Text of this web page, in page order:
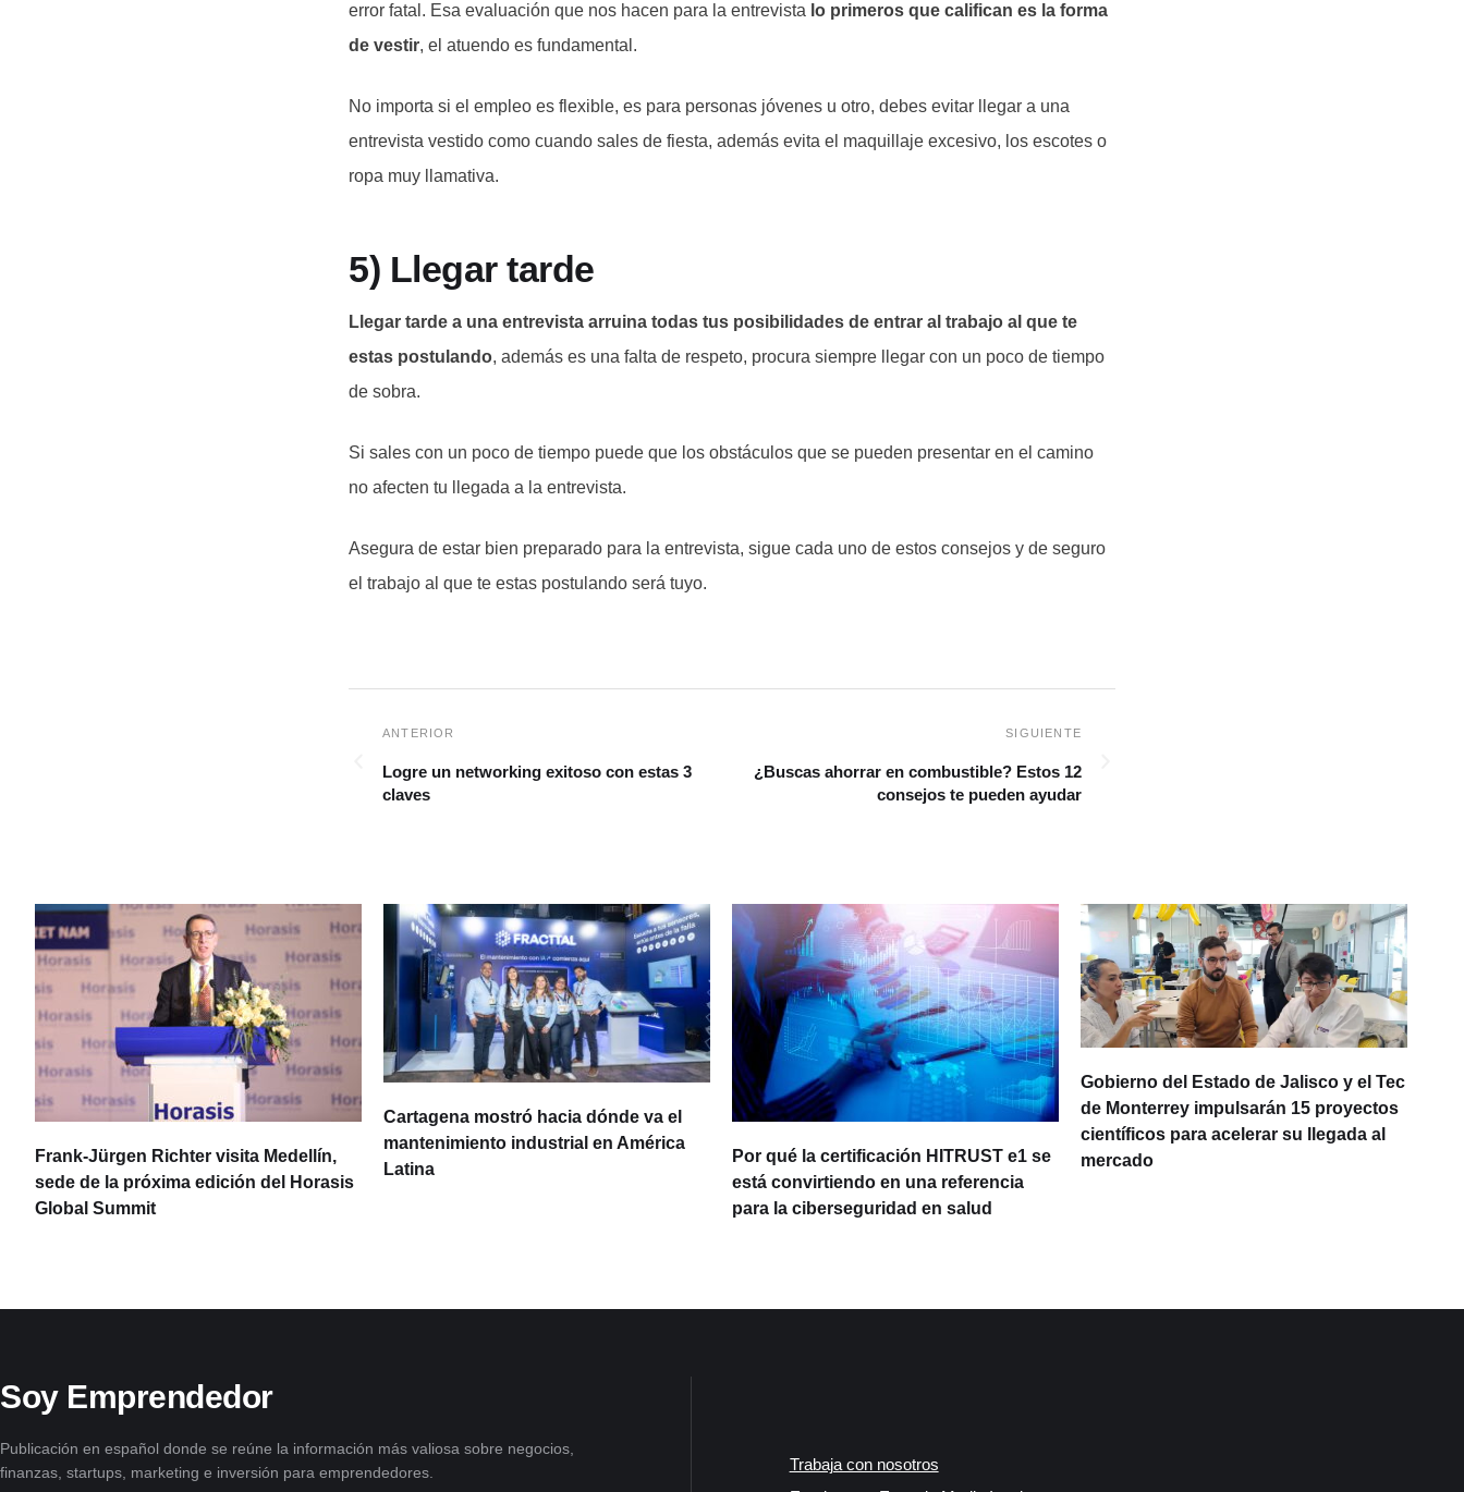
error fatal. Esa evaluación que nos hacen para la entrevista lo primeros que califican es la forma
de vestir, el atuendo es fundamental.
No importa si el empleo es flexible, es para personas jóvenes u otro, debes evitar llegar a una
entrevista vestido como cuando sales de fiesta, además evita el maquillaje excesivo, los escotes o
ropa muy llamativa.
5) Llegar tarde
Llegar tarde a una entrevista arruina todas tus posibilidades de entrar al trabajo al que te
estas postulando, además es una falta de respeto, procura siempre llegar con un poco de tiempo
de sobra.
Si sales con un poco de tiempo puede que los obstáculos que se pueden presentar en el camino
no afecten tu llegada a la entrevista.
Asegura de estar bien preparado para la entrevista, sigue cada uno de estos consejos y de seguro
el trabajo al que te estas postulando será tuyo.
Logre un networking exitoso con estas 3
claves
¿Buscas ahorrar en combustible? Estos 12
consejos te pueden ayudar
Frank-Jürgen Richter visita Medellín,
sede de la próxima edición del Horasis
Global Summit
Cartagena mostró hacia dónde va el
mantenimiento industrial en América
Latina
Por qué la certificación HITRUST e1 se
está convirtiendo en una referencia
para la ciberseguridad en salud
Gobierno del Estado de Jalisco y el Tec
de Monterrey impulsarán 15 proyectos
científicos para acelerar su llegada al
mercado
Soy Emprendedor
Publicación en español donde se reúne la información más valiosa sobre negocios,
finanzas, startups, marketing e inversión para emprendedores.
Trabaja con nosotros